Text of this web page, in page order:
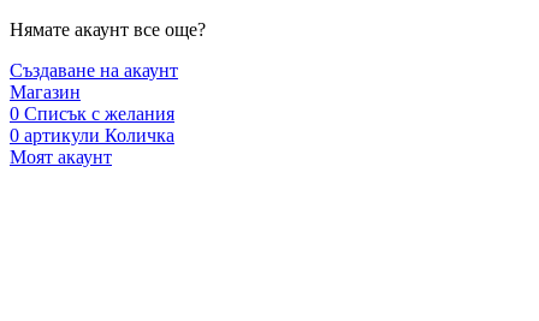
Нямате акаунт все още?
Създаване на акаунт
Магазин
0 Списък с желания
0 артикули Количка
Моят акаунт